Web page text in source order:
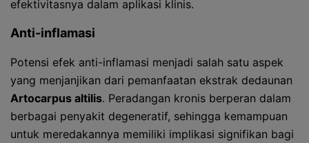
efektivitasnya dalam aplikasi klinis.
Anti-inflamasi
Potensi efek anti-inflamasi menjadi salah satu aspek
yang menjanjikan dari pemanfaatan ekstrak dedaunan
Artocarpus altilis. Peradangan kronis berperan dalam
berbagai penyakit degeneratif, sehingga kemampuan
untuk meredakannya memiliki implikasi signifikan bagi